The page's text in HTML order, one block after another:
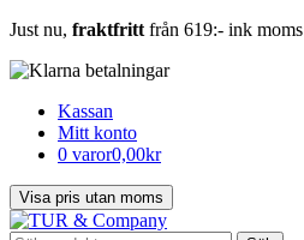
Just nu, fraktfritt från 619:- ink moms
Kassan
Mitt konto
0 varor0,00kr